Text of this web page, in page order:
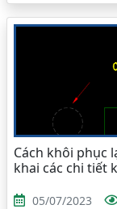
Cách khôi phục
khai các chi tiết
05/07/2023